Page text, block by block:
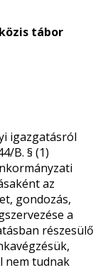
tábor
igazgatásról
B. § (1)
az
gondozás,
a
részesülő
nem tudnak